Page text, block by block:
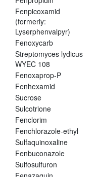
Fenpicoxamid
(formerly:
Lyserphenvalpyr)
Fenoxycarb
Streptomyces lydicus
WYEC 108
Fenoxaprop-P
Fenhexamid
Sucrose
Sulcotrione
Fenclorim
Fenchlorazole-ethyl
Sulfaquinoxaline
Fenbuconazole
Sulfosulfuron